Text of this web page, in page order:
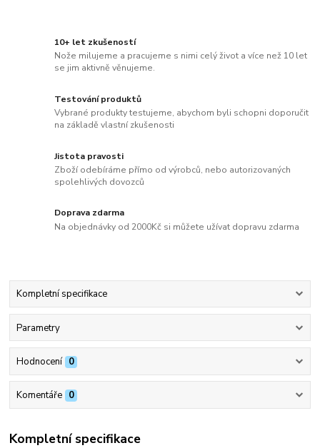
10+ let zkušeností
Nože milujeme a pracujeme s nimi celý život a více než 10 let
se jim aktivně věnujeme.
Testování produktů
Vybrané produkty testujeme, abychom byli schopni doporučit
na základě vlastní zkušenosti
Jistota pravosti
Zboží odebíráme přímo od výrobců, nebo autorizovaných
spolehlivých dovozců
Doprava zdarma
Na objednávky od 2000Kč si můžete užívat dopravu zdarma
Kompletní specifikace
Parametry
Hodnocení 0
Komentáře 0
Kompletní specifikace